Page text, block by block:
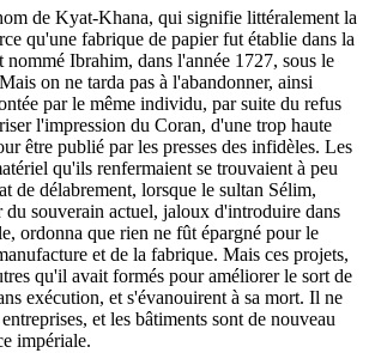
de Kyat-Khana, qui signifie littéralement la
qu'une fabrique de papier fut établie dans la
nommé Ibrahim, dans l'année 1727, sous le
on ne tarda pas à l'abandonner, ainsi
par le même individu, par suite du refus
l'impression du Coran, d'une trop haute
être publié par les presses des infidèles. Les
qu'ils renfermaient se trouvaient à peu
de délabrement, lorsque le sultan Sélim,
du souverain actuel, jaloux d'introduire dans
ordonna que rien ne fût épargné pour le
et de la fabrique. Mais ces projets,
qu'il avait formés pour améliorer le sort de
exécution, et s'évanouirent à sa mort. Il ne
et les bâtiments sont de nouveau
impériale.